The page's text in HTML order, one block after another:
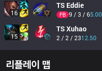
16
TS Eddie
FB 9 / 3 / 65.00
15
TSXuhao
2 / 2 / 2312.50
리플레이 맵